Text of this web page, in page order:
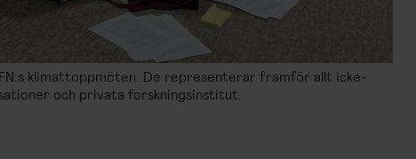
klimattoppmöten. De representerar framför allt icke-
och privata forskningsinstitut.